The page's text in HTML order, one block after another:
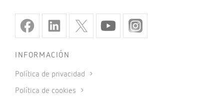
INFORMACIÓN
Política de privacidad
Política de cookies